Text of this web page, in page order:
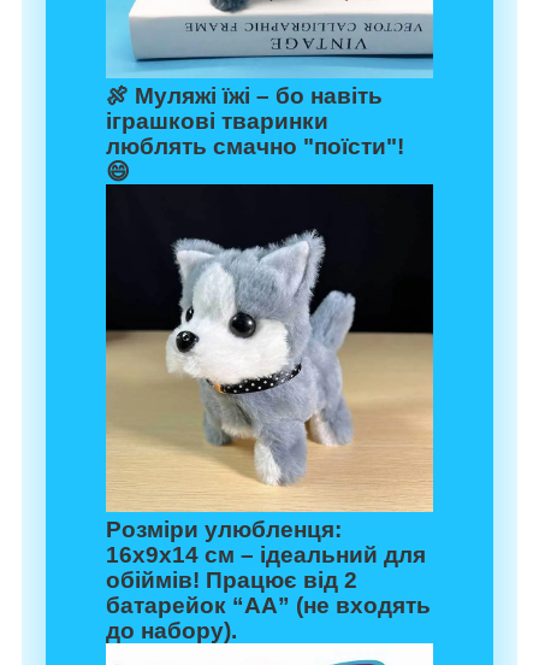
🍖 Муляжі їжі – бо навіть
іграшкові тваринки
люблять смачно "поїсти"!
😄
Розміри улюбленця:
16х9х14 см – ідеальний для
обіймів! Працює від 2
батарейок “АА” (не входять
до набору).